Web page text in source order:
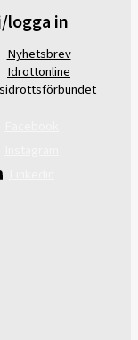
logga in
Nyhetsbrev
Idrottonline